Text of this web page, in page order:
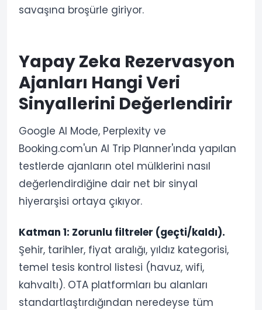
savaşına broşürle giriyor.
Yapay Zeka Rezervasyon
Ajanları Hangi Veri
Sinyallerini Değerlendirir
Google AI Mode, Perplexity ve
Booking.com'un AI Trip Planner'ında yapılan
testlerde ajanların otel mülklerini nasıl
değerlendirdiğine dair net bir sinyal
hiyerarşisi ortaya çıkıyor.
Katman 1: Zorunlu filtreler (geçti/kaldı).
Şehir, tarihler, fiyat aralığı, yıldız kategorisi,
temel tesis kontrol listesi (havuz, wifi,
kahvaltı). OTA platformları bu alanları
standartlaştırdığından neredeyse tüm